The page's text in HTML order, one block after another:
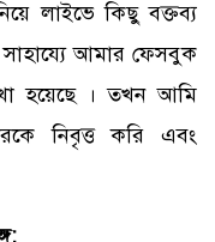
লাইভে কিছু বক্তব্য
সাহায্যে আমার ফেসবুক
হয়েছে । তখন আমি
নিবৃত্ত করি এবং